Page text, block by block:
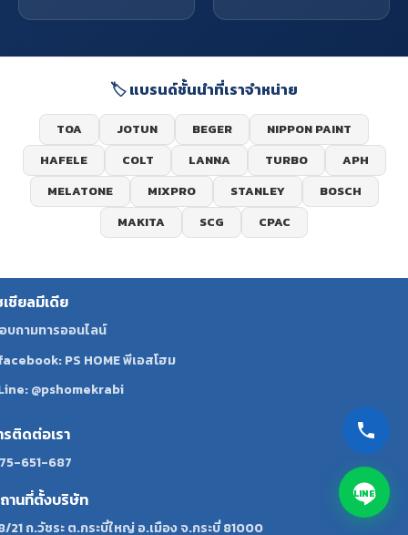
🏷️ แบรนด์ชั้นนำที่เราจำหน่าย
TOA JOTUN BEGER
NIPPON PAINT
HAFELE
COLT LANNA TURBO
APH
MELATONE
MIXPRO STANLEY
BOSCH
MAKITA
SCG CPAC
เชียลมีเดีย
บถามทารออนไลน์
PS HOME พีเอสโฮม
@pshomekrabi
รติดต่อเรา
651-687
านที่ตั้งบริษัท
21 ถ.วัชระ ต.กระบี่ใหญ่ อ.เมือง จ.กระบี่ 81000
LINE